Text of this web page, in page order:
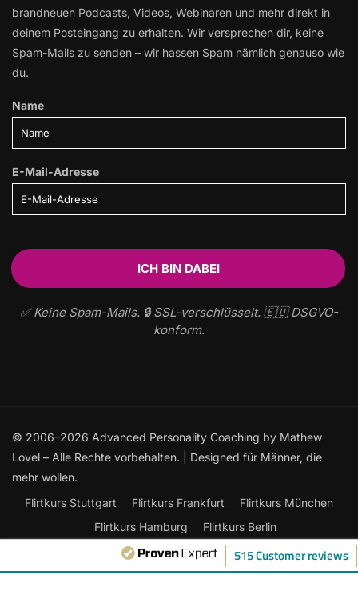
brandneuen Podcasts, Videos, Webinaren und mehr direkt in
deinem Posteingang zu erhalten. Wir versprechen dir, keine
Spam-Mails zu senden – wir hassen Spam nämlich genauso wie
du.
Name
E-Mail-Adresse
✅ Keine Spam-Mails. 🔒 SSL-verschlüsselt. 🇪🇺 DSGVO-
konform.
515 Customer reviews
© 2006–2026 Advanced Personality Coaching by Mathew
Lovel – Alle Rechte vorbehalten. | Designed für Männer, die
mehr wollen.
Flirtkurs Stuttgart
Flirtkurs Frankfurt
Flirtkurs München
Flirtkurs Hamburg
Flirtkurs Berlin
Frauen ansprechen: Der ultimative Leitfaden
Flirtkurse Online
Flirten lernen Kontakt